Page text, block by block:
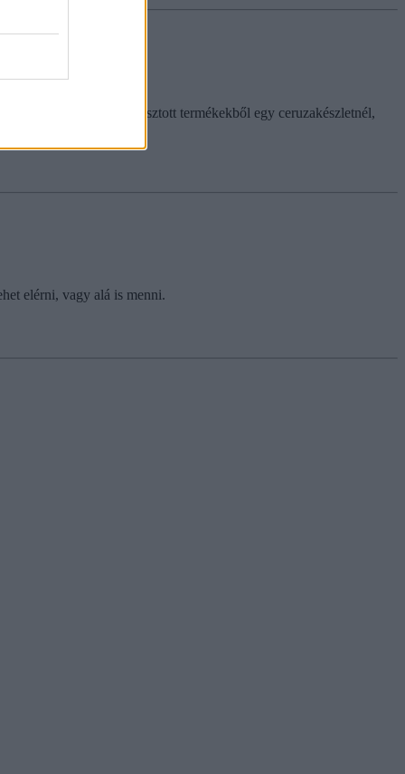
kiválasztott termékekből egy ceruzakészletnél,
elérni, vagy alá is menni.